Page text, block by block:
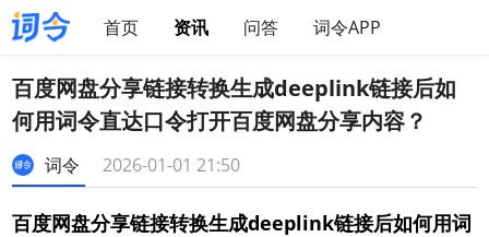
首页 资讯 问答 词令APP
百度网盘分享链接转换生成deeplink链接后如
何用词令直达口令打开百度网盘分享内容？
词令 2026-01-01 21:50
百度网盘分享链接转换生成deeplink链接后如何用词